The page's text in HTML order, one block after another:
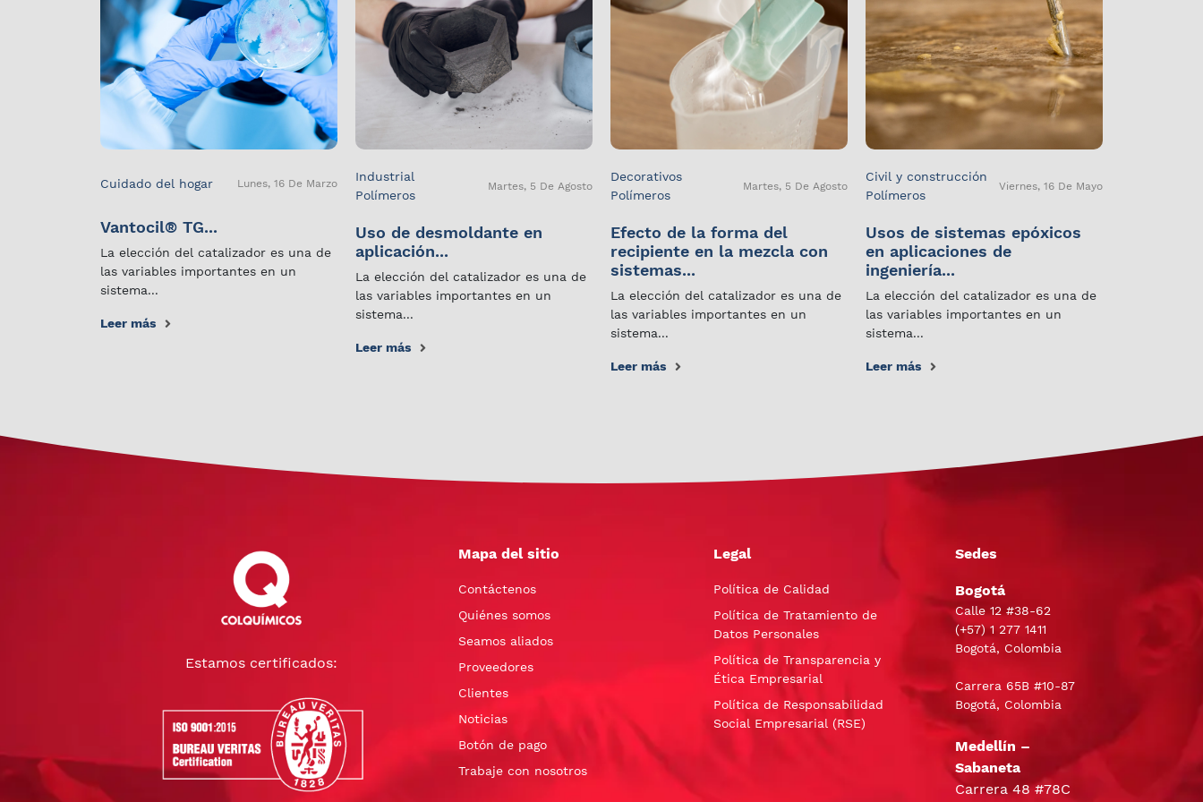
Cuidado del hogar Lunes, 16 De Marzo
Vantocil® TG...
La elección del catalizador es una de
las variables importantes en un
sistema...
Leer más
Industrial
Polímeros
Martes, 5 De Agosto
Uso de desmoldante en
aplicación...
La elección del catalizador es una de
las variables importantes en un
sistema...
Leer más
Decorativos
Polímeros
Martes, 5 De Agosto
Efecto de la forma del
recipiente en la mezcla con
sistemas...
La elección del catalizador es una de
las variables importantes en un
sistema...
Leer más
Civil y construcción
Polímeros
Viernes, 16 De Mayo
Usos de sistemas epóxicos
en aplicaciones de
ingeniería...
La elección del catalizador es una de
las variables importantes en un
sistema...
Leer más
Estamos certificados:
Mapa del sitio
Contáctenos
Quiénes somos
Seamos aliados
Proveedores
Clientes
Noticias
Botón de pago
Trabaje con nosotros
Legal
Política de Calidad
Política de Tratamiento de
Datos Personales
Política de Transparencia y
Ética Empresarial
Política de Responsabilidad
Social Empresarial (RSE)
Sedes
Bogotá
Calle 12 #38-62
(+57)1 277 1411
Bogotá, Colombia
Carrera 65B #10-87
Bogotá, Colombia
Medellín –
Sabaneta
Carrera 48 #78C